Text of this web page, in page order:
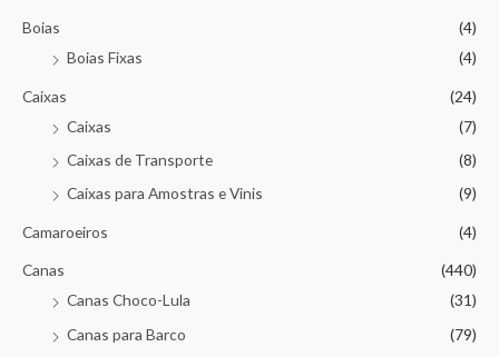
Boias
(4)
Boias Fixas
(4)
Caixas
(24)
Caixas
(7)
Caixas de Transporte
(8)
Caixas para Amostras e Vinis
(9)
Camaroeiros (4)
Canas
(440)
Canas Choco-Lula
(31)
Canas para Barco
(79)